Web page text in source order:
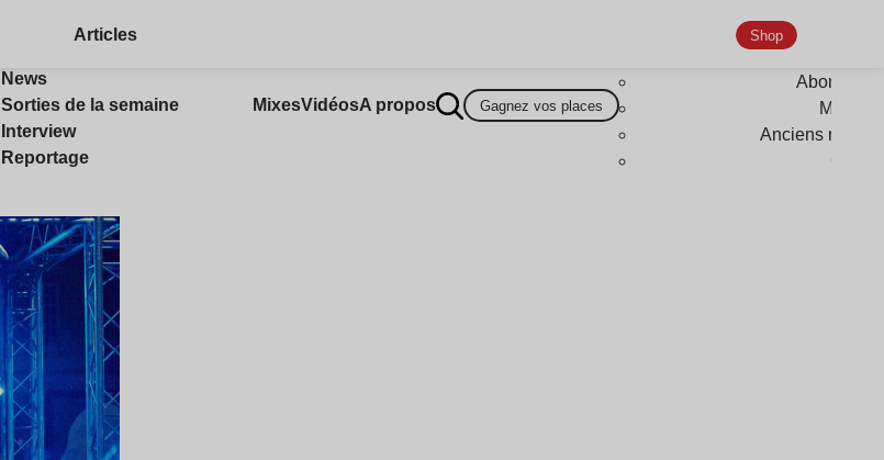
Articles
News
Sorties de la semaine
Interview
Reportage
MixesVidéosA propos Gagnez vos places
Shop
Anciens